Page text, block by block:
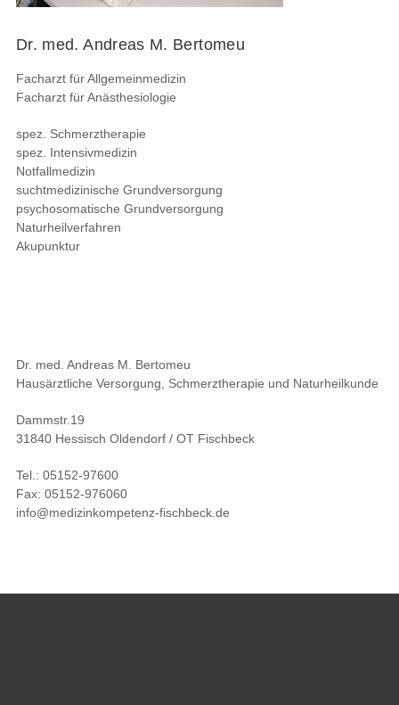
Dr. med. Andreas M. Bertomeu
Facharzt für Allgemeinmedizin
Facharzt für Anästhesiologie
spez. Schmerztherapie
spez. Intensivmedizin
Notfallmedizin
suchtmedizinische Grundversorgung
psychosomatische Grundversorgung
Naturheilverfahren
Akupunktur
Dr. med. Andreas M. Bertomeu
Hausärztliche Versorgung, Schmerztherapie und Naturheilkunde
Dammstr.19
31840 Hessisch Oldendorf / OT Fischbeck
Tel.: 05152-97600
Fax: 05152-976060
info@medizinkompetenz-fischbeck.de